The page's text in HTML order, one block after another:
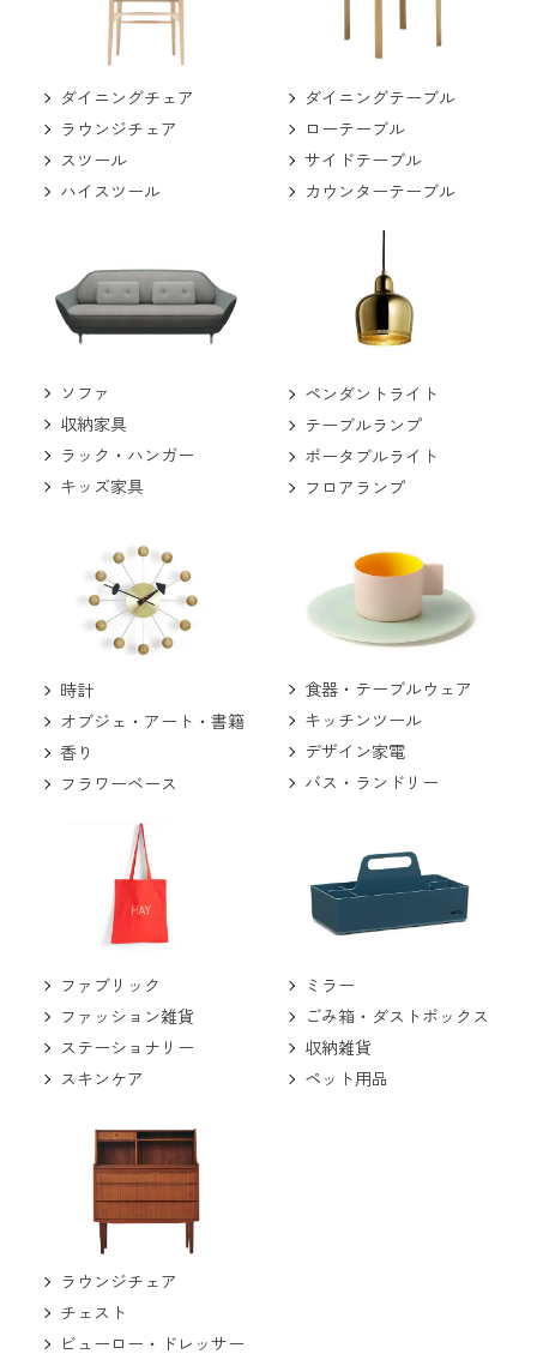
ダイニングチェア
ラウンジチェア
スツール
ハイスツール
ダイニングテーブル
ローテーブル
サイドテーブル
カウンターテーブル
ソファ
収納家具
ラック・ハンガー
キッズ家具
ペンダントライト
テーブルランプ
ポータブルライト
フロアランプ
時計
オブジェ・アート・書籍
香り
フラワーベース
食器・テーブルウェア
キッチンツール
デザイン家電
バス・ランドリー
ファブリック
ファッション雑貨
ステーショナリー
スキンケア
ミラー
ごみ箱・ダストボックス
収納雑貨
ペット用品
ラウンジチェア
チェスト
ビューロー・ドレッサー